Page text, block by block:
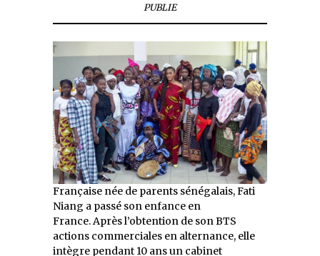
PUBLIE
Française née de parents sénégalais, Fati
Niang a passé son enfance en
France. Après l’obtention de son BTS
actions commerciales en alternance, elle
intègre pendant 10 ans un cabinet